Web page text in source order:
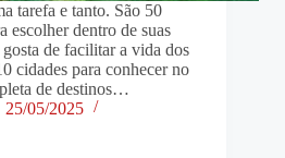
tarefa e tanto. São 50
escolher dentro de suas
de facilitar a vida dos
cidades para conhecer no
de destinos…
25/05/2025